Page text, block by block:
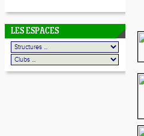
LES ESPACES